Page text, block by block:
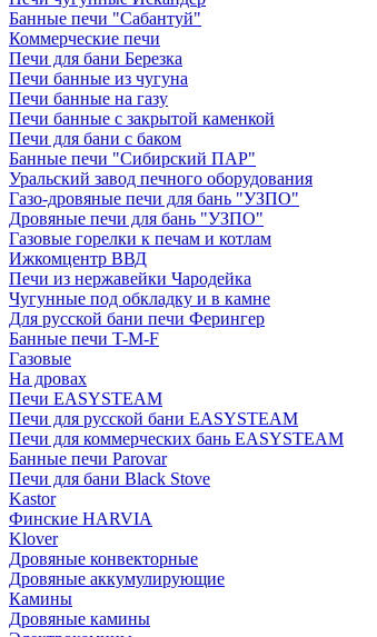
Банные печи "Сабантуй"
Коммерческие печи
Печи для бани Березка
Печи банные из чугуна
Печи банные на газу
Печи банные с закрытой каменкой
Печи для бани с баком
Банные печи "Сибирский ПАР"
Уральский завод печного оборудования
Газо-дровяные печи для бань "УЗПО"
Дровяные печи для бань "УЗПО"
Газовые горелки к печам и котлам
Ижкомцентр ВВД
Печи из нержавейки Чародейка
Чугунные под обкладку и в камне
Для русской бани печи Ферингер
Банные печи T-M-F
Газовые
На дровах
Печи EASYSTEAM
Печи для русской бани EASYSTEAM
Печи для коммерческих бань EASYSTEAM
Банные печи Parovar
Печи для бани Black Stove
Kastor
Финские HARVIA
Klover
Дровяные конвекторные
Дровяные аккумулирующие
Камины
Дровяные камины